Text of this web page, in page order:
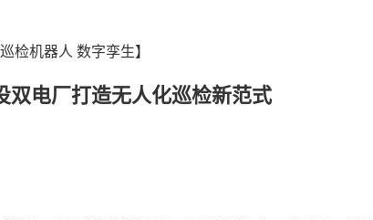
机器人 数字孪生】
电厂打造无人化巡检新范式